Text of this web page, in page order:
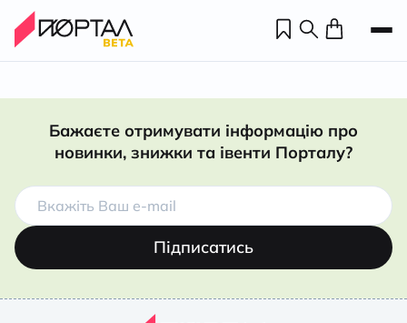
Бажаєте отримувати інформацію про
новинки, знижки та івенти Порталу?
Підписатись